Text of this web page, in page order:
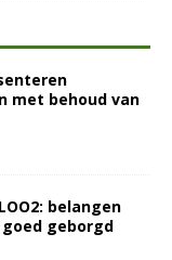
met behoud van
belangen
geborgd